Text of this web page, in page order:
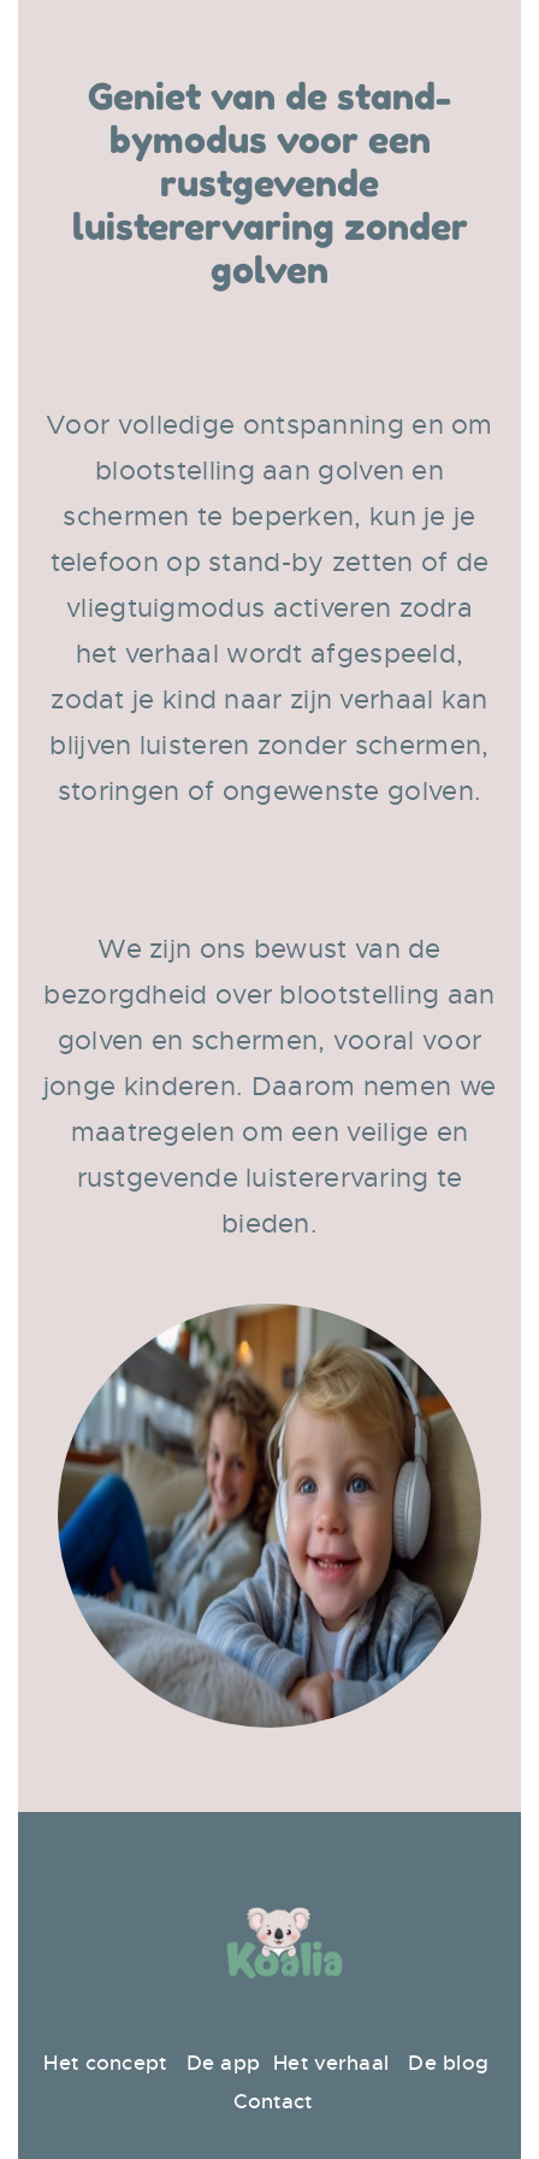
Geniet van de stand-
bymodus voor een
rustgevende
luisterervaring zonder
golven
Voor volledige ontspanning en om
blootstelling aan golven en
schermen te beperken, kun je je
telefoon op stand-by zetten of de
vliegtuigmodus activeren zodra
het verhaal wordt afgespeeld,
zodat je kind naar zijn verhaal kan
blijven luisteren zonder schermen,
storingen of ongewenste golven.
We zijn ons bewust van de
bezorgdheid over blootstelling aan
golven en schermen, vooral voor
jonge kinderen. Daarom nemen we
maatregelen om een veilige en
rustgevende luisterervaring te
bieden.
Het concept De app Het verhaal
De blog
Contact